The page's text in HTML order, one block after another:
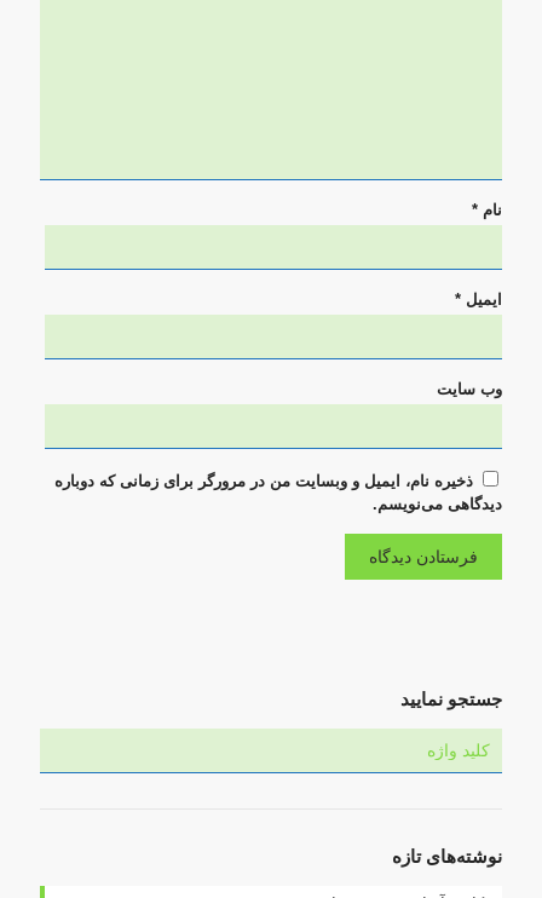
نام *
ایمیل *
وب‌ سایت
ذخیره نام، ایمیل و وبسایت من در مرورگر برای زمانی که دوباره
دیدگاهی می‌نویسم.
جستجو نمایید
نوشته‌های تازه